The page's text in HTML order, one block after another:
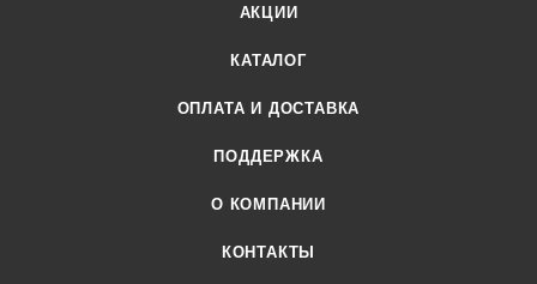
АКЦИИ
КАТАЛОГ
ОПЛАТА И ДОСТАВКА
ПОДДЕРЖКА
О КОМПАНИИ
КОНТАКТЫ